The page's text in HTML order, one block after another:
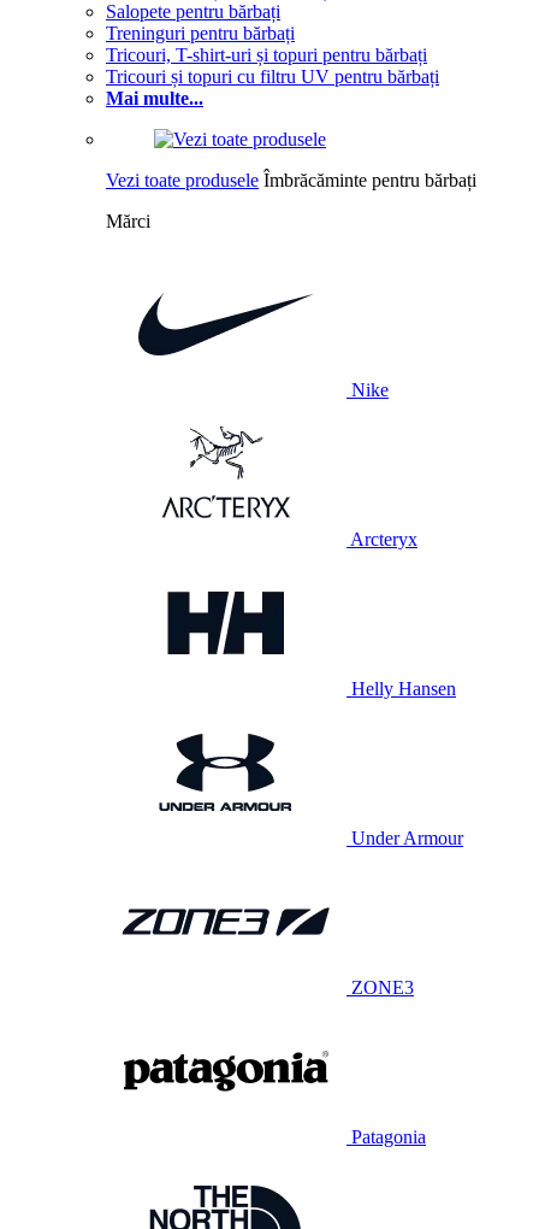
Salopete pentru bărbați
Treninguri pentru bărbați
Tricouri, T-shirt-uri și topuri pentru bărbați
Tricouri și topuri cu filtru UV pentru bărbați
Mai multe...
Vezi toate produsele Îmbrăcăminte pentru bărbați
Mărci
Nike
Arcteryx
Helly Hansen
Under Armour
ZONE3
Patagonia